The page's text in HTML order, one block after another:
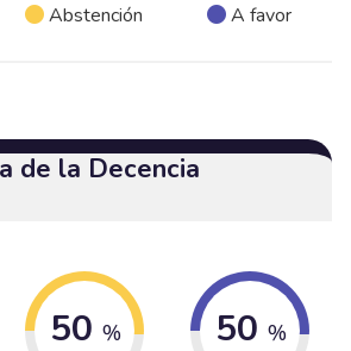
Abstención A favor
de la Decencia
50 % 50 %